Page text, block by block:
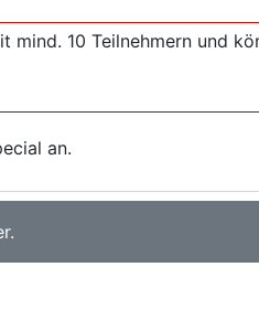
mind. 10 Teilnehmern und
an.
.